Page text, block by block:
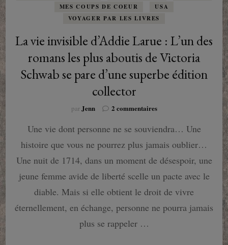
MES COUPS DE COEUR
USA
VOYAGER PAR LES LIVRES
La vie invisible d’Addie Larue : L’un des
romans les plus aboutis de Victoria
Schwab se pare d’une superbe édition
collector
parJenn 2 commentairessur
vie
d’Addie
Larue
L’un
des
les
Une vie dont personne ne se souviendra… Une
histoire que vous ne pourrez plus jamais oublier…
Une nuit de 1714, dans un moment de désespoir, une
jeune femme avide de liberté scelle un pacte avec le
diable. Mais si elle obtient le droit de vivre
éternellement, en échange, personne ne pourra jamais
plus se rappeler …